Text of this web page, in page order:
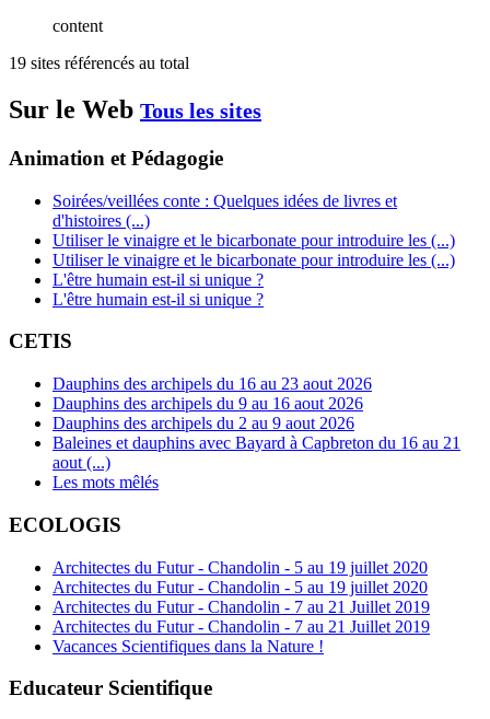
content
19 sites référencés au total
Sur le Web Tous les sites
Animation et Pédagogie
Soirées/veillées conte : Quelques idées de livres et
d'histoires (...)
Utiliser le vinaigre et le bicarbonate pour introduire les (...)
Utiliser le vinaigre et le bicarbonate pour introduire les (...)
L'être humain est-il si unique ?
L'être humain est-il si unique ?
CETIS
Dauphins des archipels du 16 au 23 aout 2026
Dauphins des archipels du 9 au 16 aout 2026
Dauphins des archipels du 2 au 9 aout 2026
Baleines et dauphins avec Bayard à Capbreton du 16 au 21
aout (...)
Les mots mêlés
ECOLOGIS
Architectes du Futur - Chandolin - 5 au 19 juillet 2020
Architectes du Futur - Chandolin - 5 au 19 juillet 2020
Architectes du Futur - Chandolin - 7 au 21 Juillet 2019
Architectes du Futur - Chandolin - 7 au 21 Juillet 2019
Vacances Scientifiques dans la Nature !
Educateur Scientifique